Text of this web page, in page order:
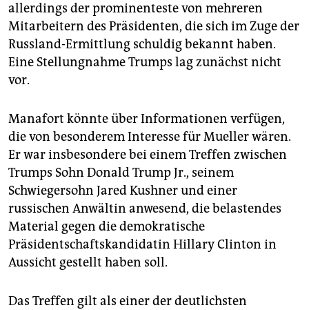
allerdings der prominenteste von mehreren
Mitarbeitern des Präsidenten, die sich im Zuge der
Russland-Ermittlung schuldig bekannt haben.
Eine Stellungnahme Trumps lag zunächst nicht
vor.
Manafort könnte über Informationen verfügen,
die von besonderem Interesse für Mueller wären.
Er war insbesondere bei einem Treffen zwischen
Trumps Sohn Donald Trump Jr., seinem
Schwiegersohn Jared Kushner und einer
russischen Anwältin anwesend, die belastendes
Material gegen die demokratische
Präsidentschaftskandidatin Hillary Clinton in
Aussicht gestellt haben soll.
Das Treffen gilt als einer der deutlichsten